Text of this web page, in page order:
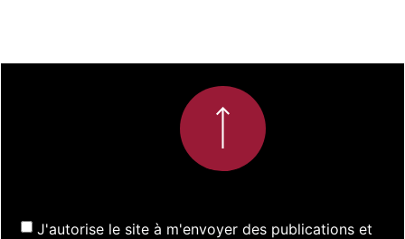
J'autorise le site à m'envoyer des publications et